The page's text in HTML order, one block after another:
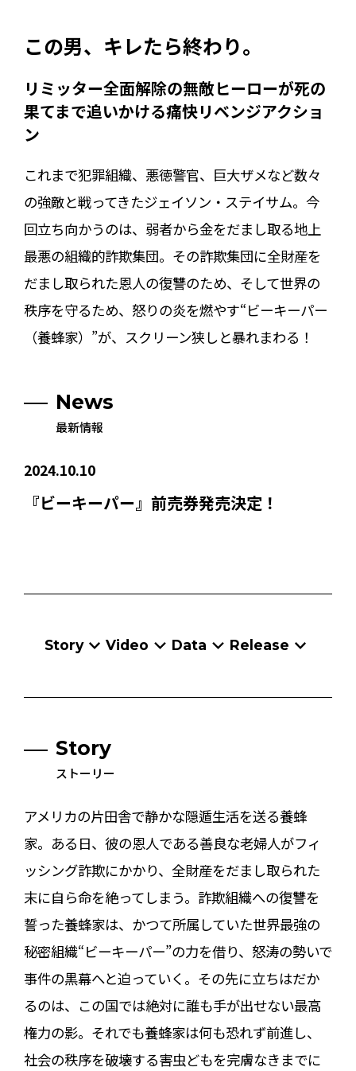
この男、キレたら終わり。
リミッター全面解除の無敵ヒーローが死の
果てまで追いかける痛快リベンジアクショ
ン
これまで犯罪組織、悪徳警官、巨大ザメなど数々
の強敵と戦ってきたジェイソン・ステイサム。今
回立ち向かうのは、弱者から金をだまし取る地上
最悪の組織的詐欺集団。その詐欺集団に全財産を
だまし取られた恩人の復讐のため、そして世界の
秩序を守るため、怒りの炎を燃やす“ビーキーパー
（養蜂家）”が、スクリーン狭しと暴れまわる！
News
最新情報
2024.10.10
『ビーキーパー』前売券発売決定！
Story Video Data Release
Story
ストーリー
アメリカの片田舎で静かな隠遁生活を送る養蜂
家。ある日、彼の恩人である善良な老婦人がフィ
ッシング詐欺にかかり、全財産をだまし取られた
末に自ら命を絶ってしまう。詐欺組織への復讐を
誓った養蜂家は、かつて所属していた世界最強の
秘密組織“ビーキーパー”の力を借り、怒涛の勢いで
事件の黒幕へと迫っていく。その先に立ちはだか
るのは、この国では絶対に誰も手が出せない最高
権力の影。それでも養蜂家は何も恐れず前進し、
社会の秩序を破壊する害虫どもを完膚なきまでに